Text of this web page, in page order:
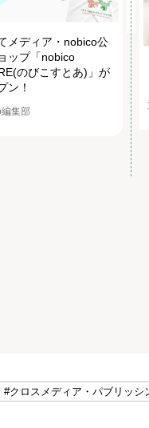
メディア・nobico公
ップ「nobico
のびこすとあ)」が
ン！
集部
#クロスメディア・パブリッシ